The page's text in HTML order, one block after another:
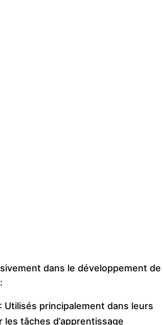
dans le développement de
principalement dans leurs
tâches d’apprentissage